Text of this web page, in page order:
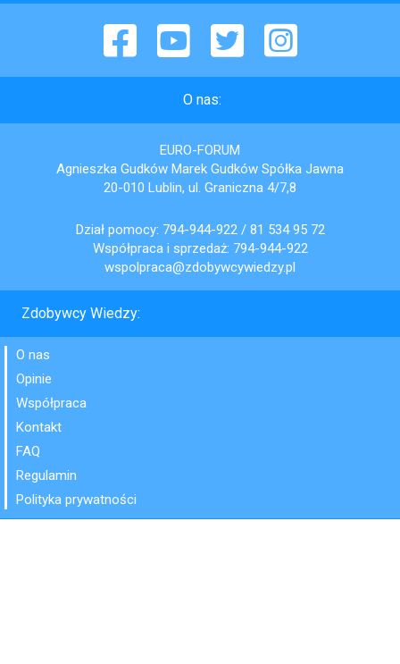
Facebook YouTube Twitter Instagram
O nas:
EURO-FORUM
Agnieszka Gudków Marek Gudków Spółka Jawna
20-010 Lublin, ul. Graniczna 4/7,8
Dział pomocy: 794-944-922/ 81 534 95 72
Współpraca i sprzedaż: 794-944-922
wspolpraca@zdobywcywiedzy.pl
Zdobywcy Wiedzy:
O nas
Opinie
Współpraca
Kontakt
FAQ
Regulamin
Polityka prywatności